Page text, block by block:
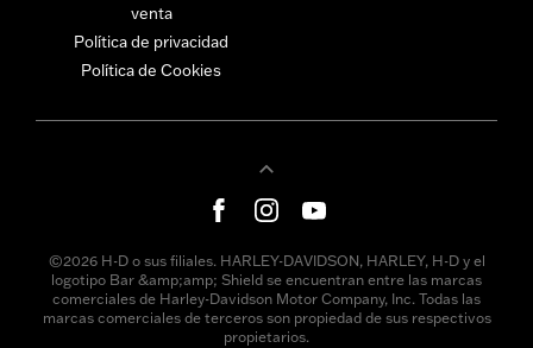
venta
Política de privacidad
Política de Cookies
©2026 H-D o sus filiales. HARLEY-DAVIDSON, HARLEY, H-D y el
logotipo Bar &amp;amp; Shield se encuentran entre las marcas
comerciales de Harley-Davidson Motor Company, Inc. Todas las
marcas comerciales de terceros son propiedad de sus respectivos
propietarios.